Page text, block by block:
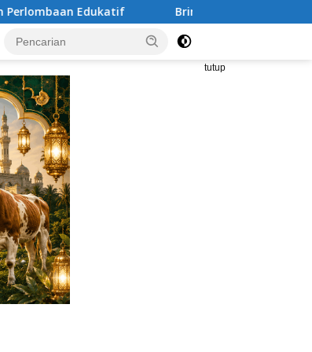
Brimob Polda Metro Jaya Bubarkan Balap Liar,
tutup